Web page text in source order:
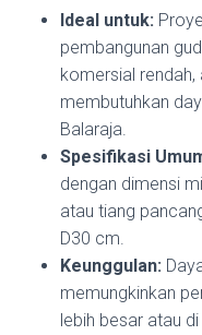
Ideal untuk:
pembangunan
komersial
membutuhkan
Balaraja.
Spesifikasi
dengan dimensi
atau tiang
D30 cm.
Keunggulan:
memungkinkan
lebih besar atau